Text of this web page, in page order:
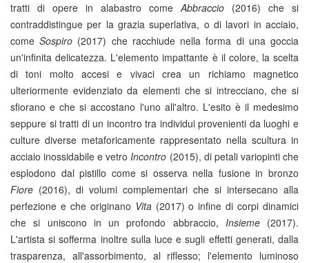
tratti di opere in alabastro comeAbbraccio (2016) che si
contraddistingue per la grazia superlativa, o di lavori in acciaio,
comeSospiro (2017) che racchiude nella forma di una goccia
un'infinita delicatezza. L'elemento impattante è il colore, la scelta
di toni molto accesi e vivaci crea un richiamo magnetico
ulteriormente evidenziato da elementi che si intrecciano, che si
sfiorano e che si accostano l'uno all'altro. L'esito è il medesimo
seppure si tratti di un incontro tra individui provenienti da luoghi e
culture diverse metaforicamente rappresentato nella scultura in
acciaio inossidabile e vetroIncontro (2015), di petali variopinti che
esplodono dal pistillo come si osserva nella fusione in bronzo
Fiore (2016), di volumi complementari che si intersecano alla
perfezione e che originano Vita(2017) o infine di corpi dinamici
che si uniscono in un profondo abbraccio, Insieme (2017).
L'artista si sofferma inoltre sulla luce e sugli effetti generati, dalla
trasparenza, all'assorbimento, al riflesso; l'elemento luminoso